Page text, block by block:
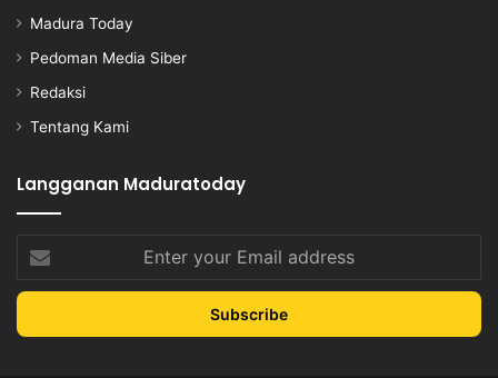
Madura Today
Pedoman Media Siber
Redaksi
Tentang Kami
Langganan Maduratoday
Enter
your
Email